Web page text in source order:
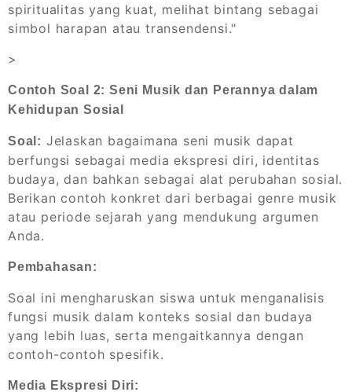
spiritualitas yang kuat, melihat bintang sebagai
simbol harapan atau transendensi."
>
Contoh Soal 2: Seni Musik dan Perannya dalam
Kehidupan Sosial
Soal: Jelaskan bagaimana seni musik dapat
berfungsi sebagai media ekspresi diri, identitas
budaya, dan bahkan sebagai alat perubahan sosial.
Berikan contoh konkret dari berbagai genre musik
atau periode sejarah yang mendukung argumen
Anda.
Pembahasan:
Soal ini mengharuskan siswa untuk menganalisis
fungsi musik dalam konteks sosial dan budaya
yang lebih luas, serta mengaitkannya dengan
contoh-contoh spesifik.
Media Ekspresi Diri: